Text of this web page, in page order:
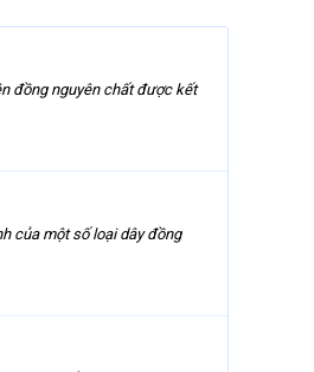
đồng nguyên chất được kết
của một số loại dây đồng